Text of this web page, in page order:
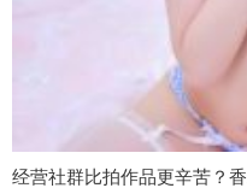
经营社群比拍作品更辛苦？